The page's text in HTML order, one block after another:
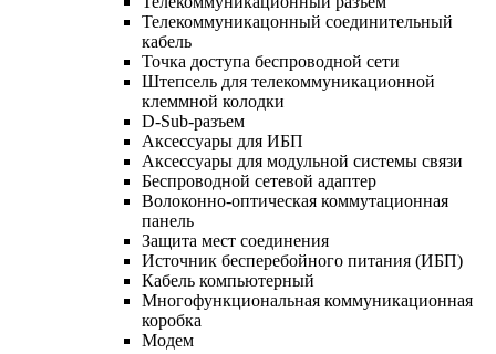
Телекоммуникацонный соединительный
кабель
Точка доступа беспроводной сети
Штепсель для телекоммуникационной
клеммной колодки
D-Sub-разъем
Аксессуары для ИБП
Аксессуары для модульной системы связи
Беспроводной сетевой адаптер
Волоконно-оптическая коммутационная
панель
Защита мест соединения
Источник бесперебойного питания (ИБП)
Кабель компьютерный
Многофункциональная коммуникационная
коробка
Модем